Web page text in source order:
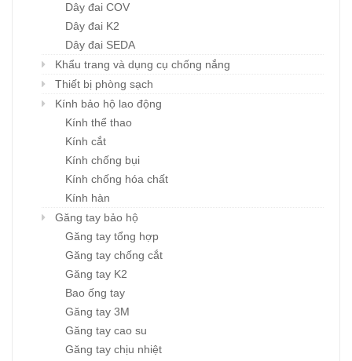
Dây đai COV
Dây đai K2
Dây đai SEDA
Khẩu trang và dụng cụ chống nắng
Thiết bị phòng sạch
Kính bảo hộ lao động
Kính thể thao
Kính cắt
Kính chống bụi
Kính chống hóa chất
Kính hàn
Găng tay bảo hộ
Găng tay tổng hợp
Găng tay chống cắt
Găng tay K2
Bao ống tay
Găng tay 3M
Găng tay cao su
Găng tay chịu nhiệt